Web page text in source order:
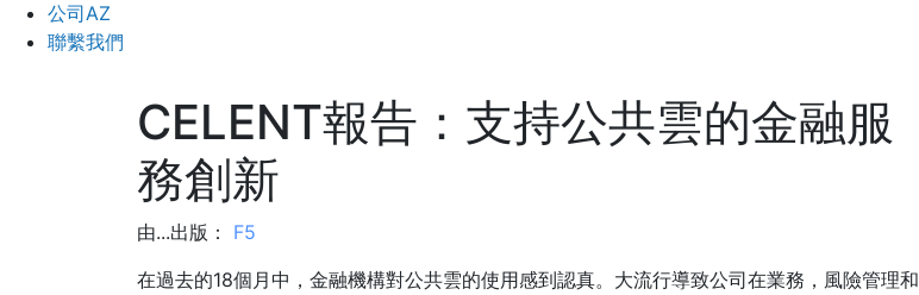
公司AZ
聯繫我們
CELENT報告：支持公共雲的金融服
務創新
由...出版： F5
在過去的18個月中，金融機構對公共雲的使用感到認真。大流行導致公司在業務，風險管理和